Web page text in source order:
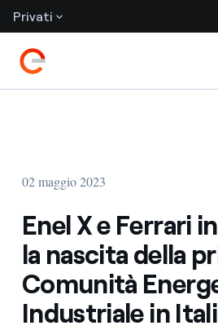
Privati
02 maggio 2023
Enel X e Ferrari
la nascita della
Comunità
Industriale in